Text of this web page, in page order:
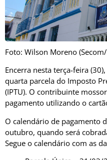
Foto: Wilson Moreno
Encerra nesta terça-feira
quarta parcela do Imposto
(IPTU). O contribuinte
pagamento utilizando o
O calendário de pagamento
outubro, quando será
Segue o calendário com as